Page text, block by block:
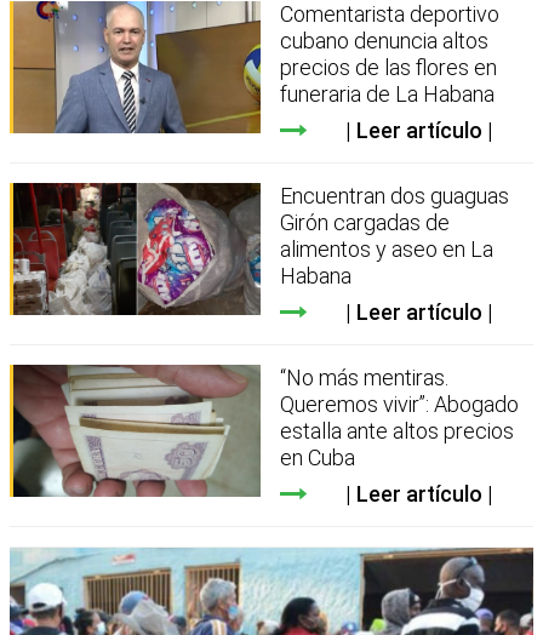
Comentarista deportivo
cubano denuncia altos
precios de las flores en
funeraria de La Habana
Leer artículo
Encuentran dos guaguas
Girón cargadas de
alimentos y aseo en La
Habana
Leer artículo
“No más mentiras.
Queremos vivir”: Abogado
estalla ante altos precios
en Cuba
Leer artículo